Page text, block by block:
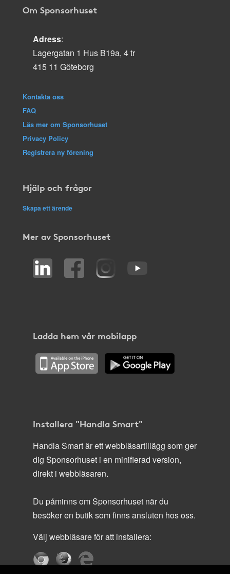
Om Sponsorhuset
Adress:
Lagergatan 1 Hus B19a, 4 tr
415 11 Göteborg
Kontakta oss
FAQ
Läs mer om Sponsorhuset
Privacy Policy
Registrera ny förening
Hjälp och frågor
Skapa ett ärende
Mer av Sponsorhuset
Ladda hem vår mobilapp
Installera "Handla Smart"
Handla Smart är ett webbläsartillägg som ger
dig Sponsorhuset i en minifierad version,
direkt i webbläsaren.
Du påminns om Sponsorhuset när du
besöker en butik som finns ansluten hos oss.
Välj webbläsare för att installera: